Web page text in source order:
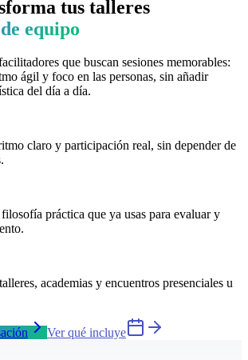
tus talleres
equipo
que buscan sesiones memorables:
ágil y foco en las personas, sin añadir
del día a día.
ritmo claro y participación real, sin depender de
práctica que ya usas para evaluar y
academias y encuentros presenciales u
Ver qué incluye